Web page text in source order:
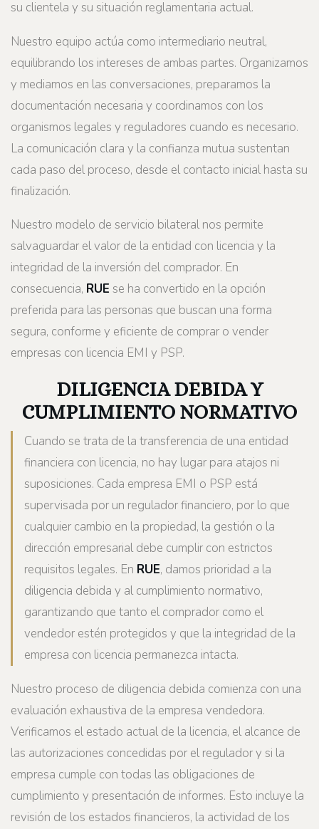
su clientela y su situación reglamentaria actual.
Nuestro equipo actúa como intermediario neutral,
equilibrando los intereses de ambas partes. Organizamos
y mediamos en las conversaciones, preparamos la
documentación necesaria y coordinamos con los
organismos legales y reguladores cuando es necesario.
La comunicación clara y la confianza mutua sustentan
cada paso del proceso, desde el contacto inicial hasta su
finalización.
Nuestro modelo de servicio bilateral nos permite
salvaguardar el valor de la entidad con licencia y la
integridad de la inversión del comprador. En
consecuencia, RUE se ha convertido en la opción
preferida para las personas que buscan una forma
segura, conforme y eficiente de comprar o vender
empresas con licencia EMI y PSP.
DILIGENCIA DEBIDA Y
CUMPLIMIENTO NORMATIVO
Cuando se trata de la transferencia de una entidad
financiera con licencia, no hay lugar para atajos ni
suposiciones. Cada empresa EMI o PSP está
supervisada por un regulador financiero, por lo que
cualquier cambio en la propiedad, la gestión o la
dirección empresarial debe cumplir con estrictos
requisitos legales. En RUE, damos prioridad a la
diligencia debida y al cumplimiento normativo,
garantizando que tanto el comprador como el
vendedor estén protegidos y que la integridad de la
empresa con licencia permanezca intacta.
Nuestro proceso de diligencia debida comienza con una
evaluación exhaustiva de la empresa vendedora.
Verificamos el estado actual de la licencia, el alcance de
las autorizaciones concedidas por el regulador y si la
empresa cumple con todas las obligaciones de
cumplimiento y presentación de informes. Esto incluye la
revisión de los estados financieros, la actividad de los